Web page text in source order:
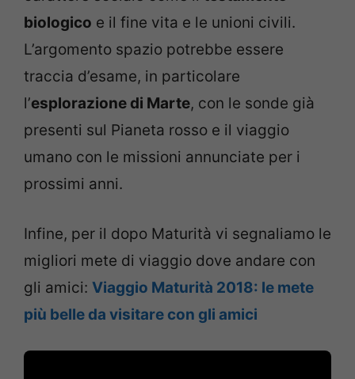
biologico e il fine vita e le unioni civili.
L’argomento spazio potrebbe essere
traccia d’esame, in particolare
l’esplorazione di Marte, con le sonde già
presenti sul Pianeta rosso e il viaggio
umano con le missioni annunciate per i
prossimi anni.
Infine, per il dopo Maturità vi segnaliamo le
migliori mete di viaggio dove andare con
gli amici: Viaggio Maturità 2018: le mete
più belle da visitare con gli amici